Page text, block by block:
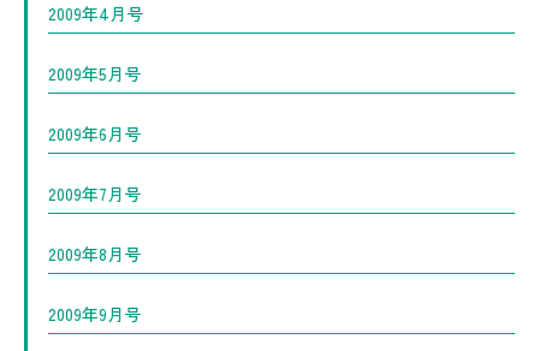
2009年4月号
2009年5月号
2009年6月号
2009年7月号
2009年8月号
2009年9月号